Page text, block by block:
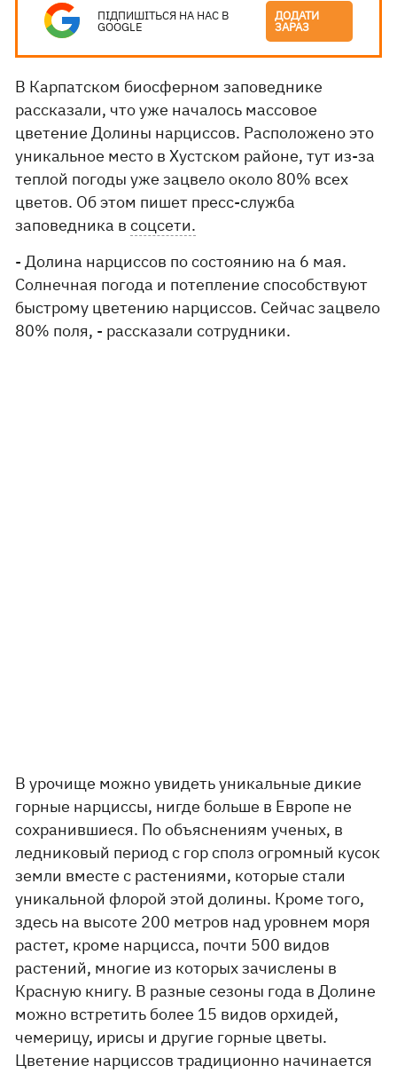
ПІДПИШІТЬСЯ НА НАС В
GOOGLE
ДОДАТИ
ЗАРАЗ
В Карпатском биосферном заповеднике
рассказали, что уже началось массовое
цветение Долины нарциссов. Расположено это
уникальное место в Хустском районе, тут из-за
теплой погоды уже зацвело около 80% всех
цветов. Об этом пишет пресс-служба
заповедника всоцсети.
- Долина нарциссов по состоянию на 6 мая.
Солнечная погода и потепление способствуют
быстрому цветению нарциссов. Сейчас зацвело
80% поля, - рассказали сотрудники.
В урочище можно увидеть уникальные дикие
горные нарциссы, нигде больше в Европе не
сохранившиеся. По объяснениям ученых, в
ледниковый период с гор сполз огромный кусок
земли вместе с растениями, которые стали
уникальной флорой этой долины. Кроме того,
здесь на высоте 200 метров над уровнем моря
растет, кроме нарцисса, почти 500 видов
растений, многие из которых зачислены в
Красную книгу. В разные сезоны года в Долине
можно встретить более 15 видов орхидей,
чемерицу, ирисы и другие горные цветы.
Цветение нарциссов традиционно начинается